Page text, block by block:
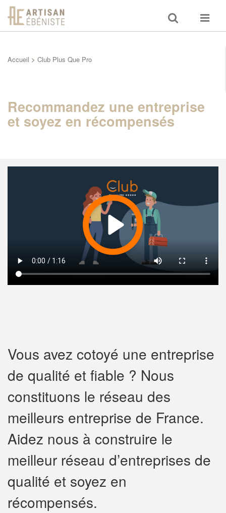
Toggle
search
Toggle
Accueil > Club Plus Que Pro
Recommandez une entreprise
et soyez en récompensés
Vous avez cotoyé une entreprise
de qualité et fiable ? Nous
constituons le réseau des
meilleurs entreprise de France.
Aidez nous à construire le
meilleur réseau d’entreprises de
qualité et soyez en
récompensés.